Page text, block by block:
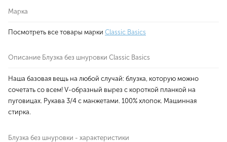
Марка
Посмотреть все товары марки Classic Basics
Описание Блузка без шнуровки Classic Basics
Наша базовая вещь на любой случай: блузка, которую можно
сочетать со всем! V-образный вырез с короткой планкой на
пуговицах. Рукава 3/4 с манжетами. 100% хлопок. Машинная
стирка.
Блузка без шнуровки - характеристики